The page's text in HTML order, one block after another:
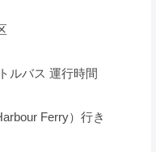
ルバス 運行時間
Ferry）行き